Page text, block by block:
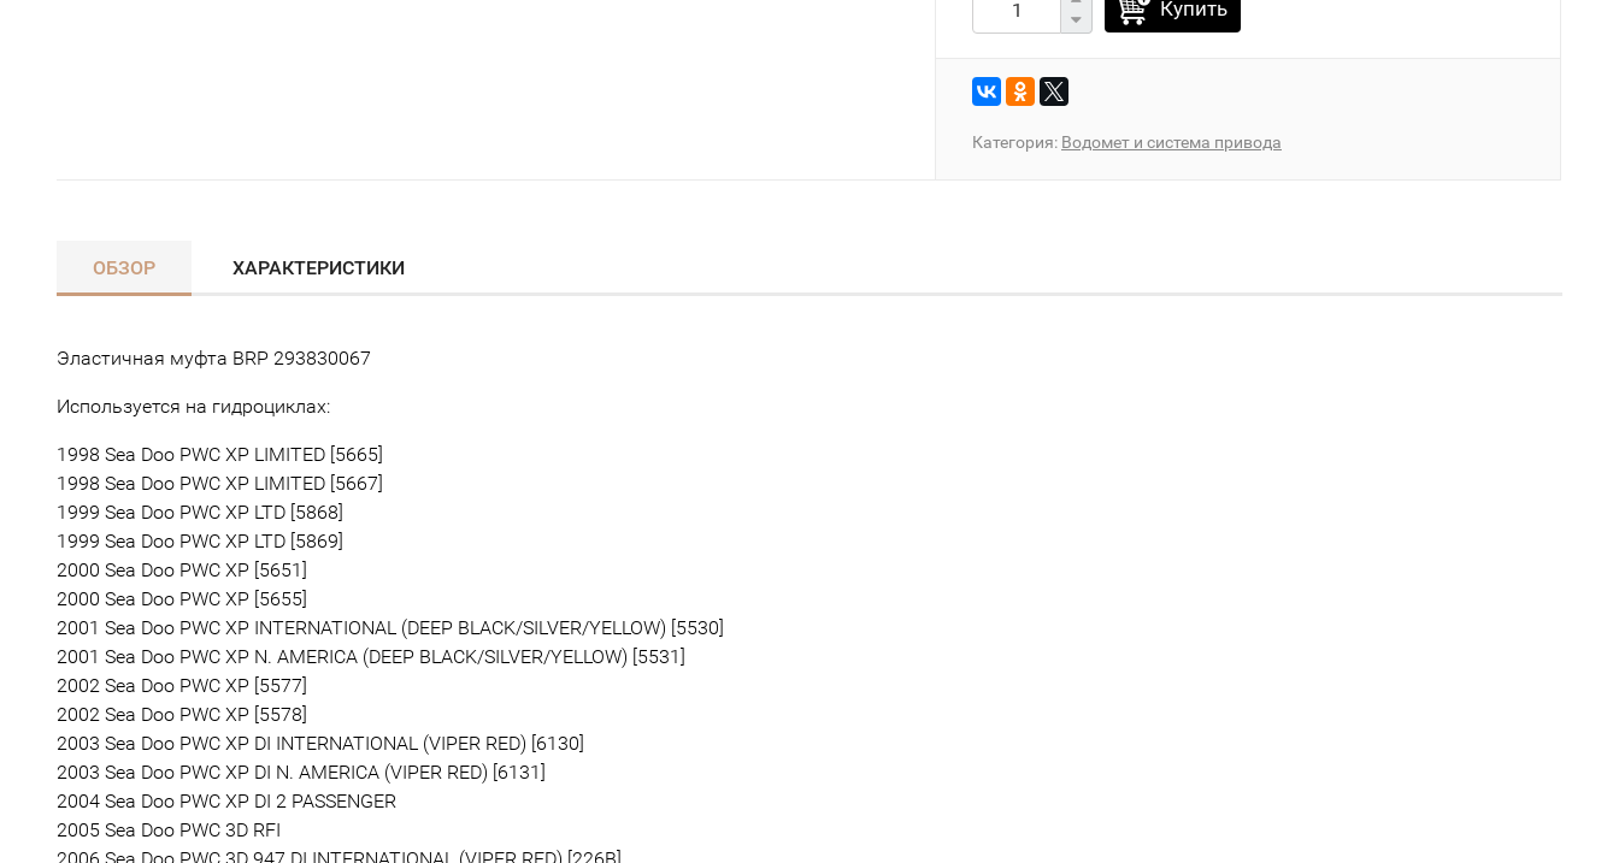
Купить
Категория: Водомет и система привода
ОБЗОР ХАРАКТЕРИСТИКИ
Эластичная муфта BRP 293830067
Используется на гидроциклах:
1998 Sea Doo PWC XP LIMITED [5665]
1998 Sea Doo PWC XP LIMITED [5667]
1999 Sea Doo PWC XP LTD [5868]
1999 Sea Doo PWC XP LTD [5869]
2000 Sea Doo PWC XP [5651]
2000 Sea Doo PWC XP [5655]
2001 Sea Doo PWC XP INTERNATIONAL (DEEP BLACK/SILVER/YELLOW) [5530]
2001 Sea Doo PWC XP N. AMERICA (DEEP BLACK/SILVER/YELLOW) [5531]
2002 Sea Doo PWC XP [5577]
2002 Sea Doo PWC XP [5578]
2003 Sea Doo PWC XP DI INTERNATIONAL (VIPER RED) [6130]
2003 Sea Doo PWC XP DI N. AMERICA (VIPER RED) [6131]
2004 Sea Doo PWC XP DI 2 PASSENGER
2005 Sea Doo PWC 3D RFI